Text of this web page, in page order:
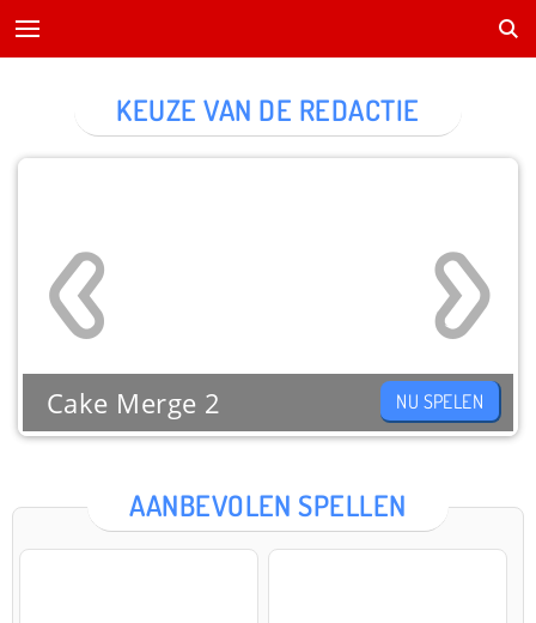
AANBEVOLEN SPELLEN
KEUZE VAN DE REDACTIE
Cake Merge 2 NU SPELEN